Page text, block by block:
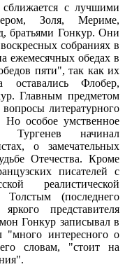
с лучшими
Золя, Мериме,
братьями Гонкур. Они
собраниях в
ежемесячных обедах в
пяти", так как их
оставались Флобер,
Главным предметом
литературного
особое умственное
Тургенев начинал
о замечательных
Отечества. Кроме
писателей с
реалистической
(последнего
представителя
Гонкур записывал в
"много интересного о
словам, "стоит на